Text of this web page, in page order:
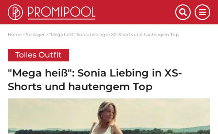
Home Schlager "Mega heiß": Sonia Liebing in XS-Shorts und hautengem Top
Tolles Outfit
"Mega heiß": Sonia Liebing in XS-
Shorts und hautengem Top